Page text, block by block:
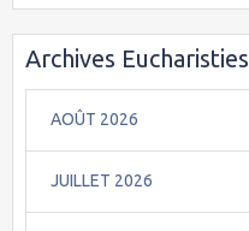
Archives Eucharisties
AOÛT 2026
JUILLET 2026